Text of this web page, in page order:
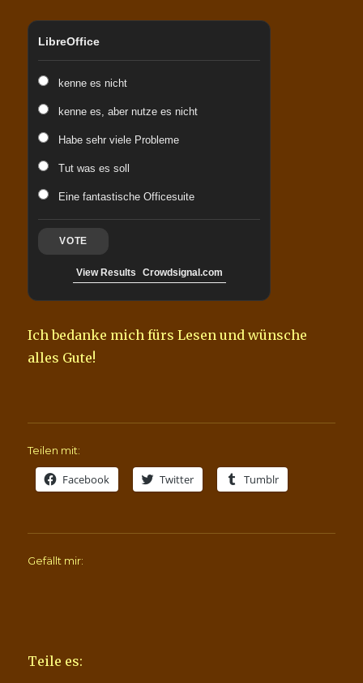
LibreOffice
kenne es nicht
kenne es, aber nutze es nicht
Habe sehr viele Probleme
Tut was es soll
Eine fantastische Officesuite
VOTE
View Results Crowdsignal.com
Ich bedanke mich fürs Lesen und wünsche
alles Gute!
Teilen mit:
Facebook Twitter Tumblr
Gefällt mir:
Teile es: